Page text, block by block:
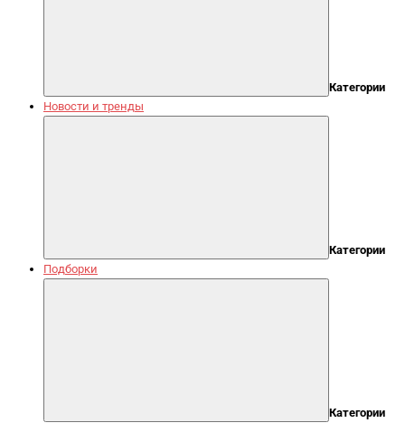
Категории
Новости и тренды
Категории
Подборки
Категории